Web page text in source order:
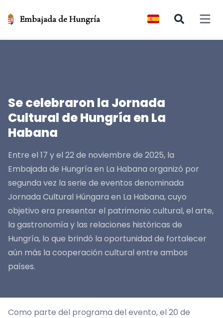
Embajada de Hungría Open
Se celebraron la Jornada
Cultural de Hungría en La
Habana
Entre el 17 y el 22 de noviembre de 2025, la
Embajada de Hungría en La Habana organizó por
segunda vez la serie de eventos denominada
Jornada Cultural Húngara en La Habana, cuyo
objetivo era presentar el patrimonio cultural, el arte,
la gastronomía y las relaciones históricas de
Hungría, lo que brindó la oportunidad de fortalecer
aún más la cooperación cultural entre ambos
países.
Como parte del programa del evento, el 20 de